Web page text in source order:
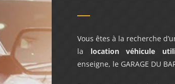
Vous êtes à la recherche
la location véhicule
enseigne, le GARAGE DU